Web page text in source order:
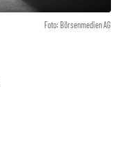
Foto: Börsenmedien AG